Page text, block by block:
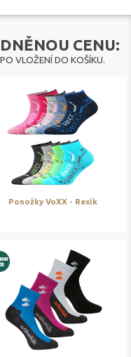
CENU:
VLOŽENÍ DO KOŠÍKU.
Ponožky VoXX - Rexík